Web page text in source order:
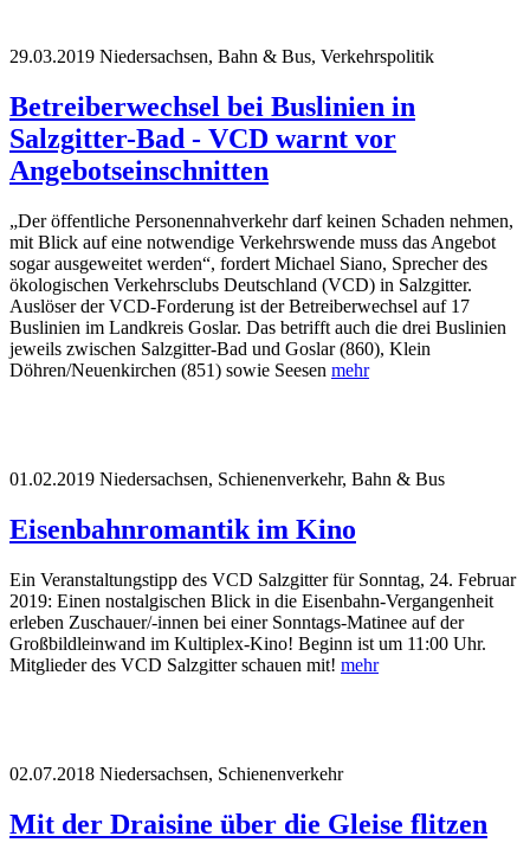
29.03.2019 Niedersachsen, Bahn & Bus, Verkehrspolitik
Betreiberwechsel bei Buslinien in
Salzgitter-Bad - VCD warnt vor
Angebotseinschnitten
„Der öffentliche Personennahverkehr darf keinen Schaden nehmen,
mit Blick auf eine notwendige Verkehrswende muss das Angebot
sogar ausgeweitet werden“, fordert Michael Siano, Sprecher des
ökologischen Verkehrsclubs Deutschland (VCD) in Salzgitter.
Auslöser der VCD-Forderung ist der Betreiberwechsel auf 17
Buslinien im Landkreis Goslar. Das betrifft auch die drei Buslinien
jeweils zwischen Salzgitter-Bad und Goslar (860), Klein
Döhren/Neuenkirchen (851) sowie Seesen mehr
01.02.2019 Niedersachsen, Schienenverkehr, Bahn & Bus
Eisenbahnromantik im Kino
Ein Veranstaltungstipp des VCD Salzgitter für Sonntag, 24. Februar
2019: Einen nostalgischen Blick in die Eisenbahn-Vergangenheit
erleben Zuschauer/-innen bei einer Sonntags-Matinee auf der
Großbildleinwand im Kultiplex-Kino! Beginn ist um 11:00 Uhr.
Mitglieder des VCD Salzgitter schauen mit! mehr
02.07.2018 Niedersachsen, Schienenverkehr
Mit der Draisine über die Gleise flitzen